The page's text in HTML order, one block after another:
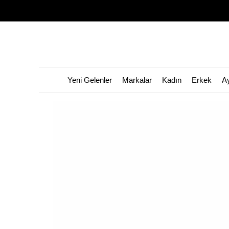
Yeni Gelenler Markalar Kadın Erkek